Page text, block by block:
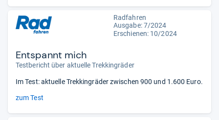
Radfahren
Ausgabe: 7/2024
Erschienen: 10/2024
Entspannt mich
Testbericht über aktuelle Trekkingräder
Im Test: aktuelle Trekkingräder zwischen 900 und 1.600 Euro.
zum Test